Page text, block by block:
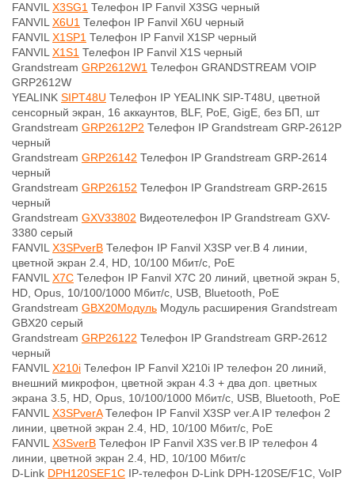
FANVILX3SG1 Телефон IP Fanvil X3SG черный
FANVILX6U1 Телефон IP Fanvil X6U черный
FANVILX1SP1 Телефон IP Fanvil X1SP черный
FANVILX1S1 Телефон IP Fanvil X1S черный
Grandstream GRP2612W1 Телефон GRANDSTREAM VOIP
GRP2612W
YEALINK SIPT48U Телефон IP YEALINK SIP-T48U, цветной
сенсорный экран, 16 аккаунтов, BLF, PoE, GigE, без БП, шт
Grandstream GRP2612P2 Телефон IP Grandstream GRP-2612P
черный
Grandstream GRP26142 Телефон IP Grandstream GRP-2614
черный
Grandstream GRP26152 Телефон IP Grandstream GRP-2615
черный
Grandstream GXV33802 Видеотелефон IP Grandstream GXV-
3380 серый
FANVILX3SPverB Телефон IP Fanvil X3SP ver.B 4 линии,
цветной экран 2.4, HD, 10/100 Мбит/с, PoE
FANVILX7C Телефон IP Fanvil X7C 20 линий, цветной экран 5,
HD, Opus, 10/100/1000 Мбит/с, USB, Bluetooth, PoE
Grandstream GBX20Модуль Модуль расширения Grandstream
GBX20 серый
Grandstream GRP26122 Телефон IP Grandstream GRP-2612
черный
FANVILX210i Телефон IP Fanvil X210i IP телефон 20 линий,
внешний микрофон, цветной экран 4.3 + два доп. цветных
экрана 3.5, HD, Opus, 10/100/1000 Мбит/с, USB, Bluetooth, PoE
FANVILX3SPverAТелефон IP Fanvil X3SP ver.A IP телефон 2
линии, цветной экран 2.4, HD, 10/100 Мбит/с, PoE
FANVILX3SverB Телефон IP Fanvil X3S ver.B IP телефон 4
линии, цветной экран 2.4, HD, 10/100 Мбит/с
D-Link DPH120SEF1C IP-телефон D-Link DPH-120SE/F1C, VoIP